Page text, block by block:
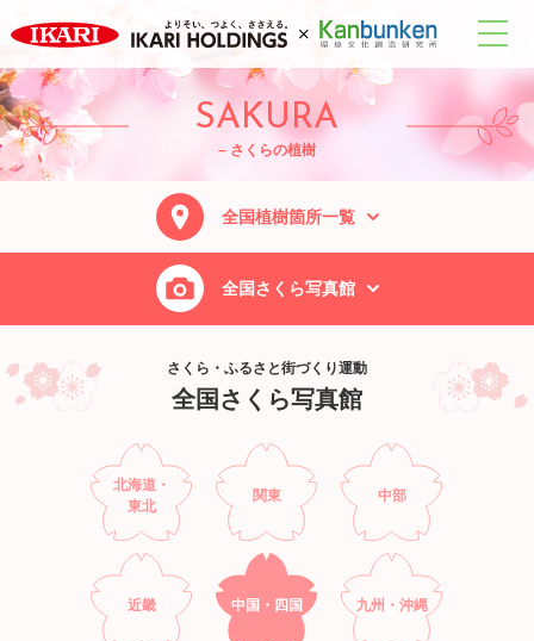
SAKURA
– さくらの植樹
全国植樹箇所一覧
全国さくら写真館
さくら・ふるさと街づくり運動
全国さくら写真館
北海道・
東北
関東 中部
近畿 中国・四国 九州・沖縄
法勝寺城山公園1
[鳥取：1/3]
法勝寺城山公園2
[鳥取：2/3]
法勝寺城山公園3
[鳥取：3/3]
社会福祉センター1
[島根：1/1]
経ヶ丸グリーンパーク1
[岡山：1/8]
西山高原1
[岡山：2/8]
西山高原2
[岡山：3/8]
西山高原3
[岡山：4/8]
芳山緑地 芳賀佐山緑地1
[岡山：5/8]
芳山緑地 芳賀佐山緑地2
[岡山：6/8]
目地半島遊歩道1
[岡山：7/8]
目地半島遊歩道2
[岡山：8/8]
黄波戸温泉交流センター1
[山口：1/12]
黄波戸温泉交流センター2
[山口：2/12]
厚狭幹部交番1
[山口：3/12]
厚狭幹部交番2
[山口：4/12]
山口県警察本部 警察学校1
[山口：5/12]
山口県警察本部 警察学校2
[山口：6/12]
日置町総合運動公園 いこいの森1
[山口：7/12]
日置町総合運動公園 いこいの森2
[山口：8/12]
北長門海岸国定公園 笠山1
[山口：9/12]
北長門海岸国定公園 笠山2
[山口：10/12]
門田配水池広場1
[山口：11/12]
門田配水池広場2
[山口：12/12]
勝占神社1
[徳島：1/14]
勝占神社2
[徳島：2/14]
勝占神社3
[徳島：3/14]
相生森林文化公園 あいあいらんど1
[徳島：4/14]
相生森林文化公園 あいあいらんど2
[徳島：5/14]
相生森林文化公園 あいあいらんど3
[徳島：6/14]
洞草運動場 草野球グラウンド1
[徳島：7/14]
美馬中学校1
[徳島：8/14]
美馬中学校2
[徳島：9/14]
美馬中学校3
[徳島：10/14]
美馬中学校4
[徳島：11/14]
美馬中学校5
[徳島：12/14]
美馬中学校6
[徳島：13/14]
美馬中学校7
[徳島：14/14]
綾上町瀬戸内フラワーセンター周辺1
[香川：1/6]
綾上町瀬戸内フラワーセンター周辺2
[香川：2/6]
綾上町瀬戸内フラワーセンター周辺3
[香川：3/6]
綾上町瀬戸内フラワーセンター周辺4
[香川：4/6]
綾上町瀬戸内フラワーセンター周辺5
[香川：5/6]
綾上町瀬戸内フラワーセンター周辺6
[香川：6/6]
宇和運動公園1
[愛媛：1/10]
宇和運動公園2
[愛媛：2/10]
宇和運動公園3
[愛媛：3/10]
宇和運動公園4
[愛媛：4/10]
宇和運動公園5
[愛媛：5/10]
宇和運動公園6
[愛媛：6/10]
宇和運動公園7
[愛媛：7/10]
宇和運動公園8
[愛媛：8/10]
宇和運動公園9
[愛媛：9/10]
宇和運動公園10
[愛媛：10/10]
安芸市広域公園（童謡の里公園）1
[高知：1/18]
安芸市広域公園（童謡の里公園）2
[高知：2/18]
安芸市広域公園（童謡の里公園）3
[高知：3/18]
安芸市広域公園（童謡の里公園）4
[高知：4/18]
子供共和国（現わんぱーく）1
[高知：5/18]
子供共和国（現わんぱーく）2
[高知：6/18]
子供共和国（現わんぱーく）3
[高知：7/18]
吾岡山憩いの広場1
[高知：8/18]
吾岡山憩いの広場2
[高知：9/18]
吾岡山憩いの広場3
[高知：10/18]
吾岡山憩いの広場4
[高知：11/18]
吾岡山憩いの広場5
[高知：12/18]
吾岡山憩いの広場6
[高知：13/18]
吾岡山憩いの広場7
[高知：14/18]
野市町都市計画公園1
[高知：15/18]
野市町都市計画公園2
[高知：16/18]
野市町都市計画公園3
[高知：17/18]
野市町都市計画公園4
[高知：18/18]